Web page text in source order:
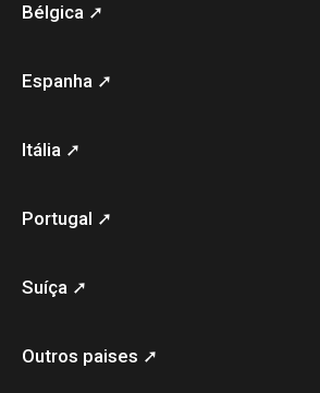
Bélgica ➚
Espanha ➚
Itália ➚
Portugal ➚
Suíça ➚
Outros paises ➚